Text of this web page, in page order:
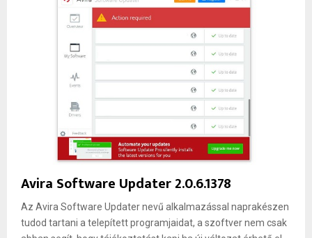
Avira Software Updater 2.0.6.1378
Az Avira Software Updater nevű alkalmazással naprakészen
tudod tartani a telepített programjaidat, a szoftver nem csak